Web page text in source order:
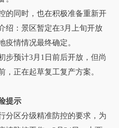
同时，也在积极准备重新开
绍：景区暂定在3月上旬开放
疫情情况最终确定。
预计3月1日前后开放，但尚
，正在起草复工复产方案。
提示
区分级精准防控的要求，为